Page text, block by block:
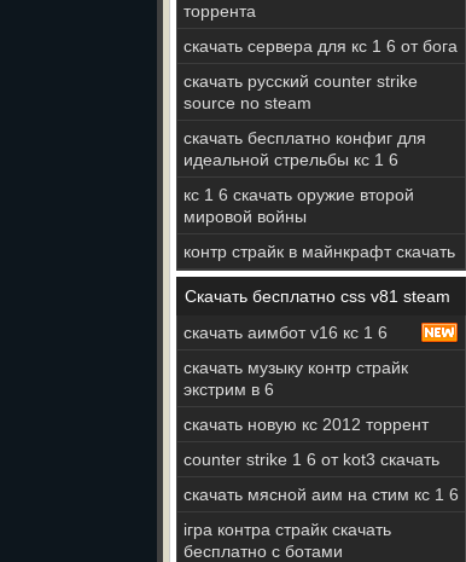
торрента
скачать сервера для кс 1 6 от бога
скачать русский counter strike
source no steam
скачать бесплатно конфиг для
идеальной стрельбы кс 1 6
кс 1 6 скачать оружие второй
мировой войны
контр страйк в майнкрафт скачать
Скачать бесплатно css v81 steam
скачать аимбот v16 кс 1 6
скачать музыку контр страйк
экстрим в 6
скачать новую кс 2012 торрент
counter strike 1 6 от kot3 скачать
скачать мясной аим на стим кс 1 6
ігра контра страйк скачать
бесплатно с ботами